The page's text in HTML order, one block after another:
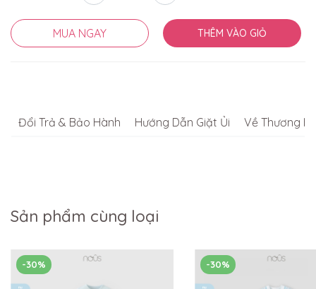
MUA NGAY THÊM VÀO GIỎ
Đổi Trả & Bảo Hành Hướng Dẫn Giặt Ủi Về Thương
Sản phẩm cùng loại
-30% -30%